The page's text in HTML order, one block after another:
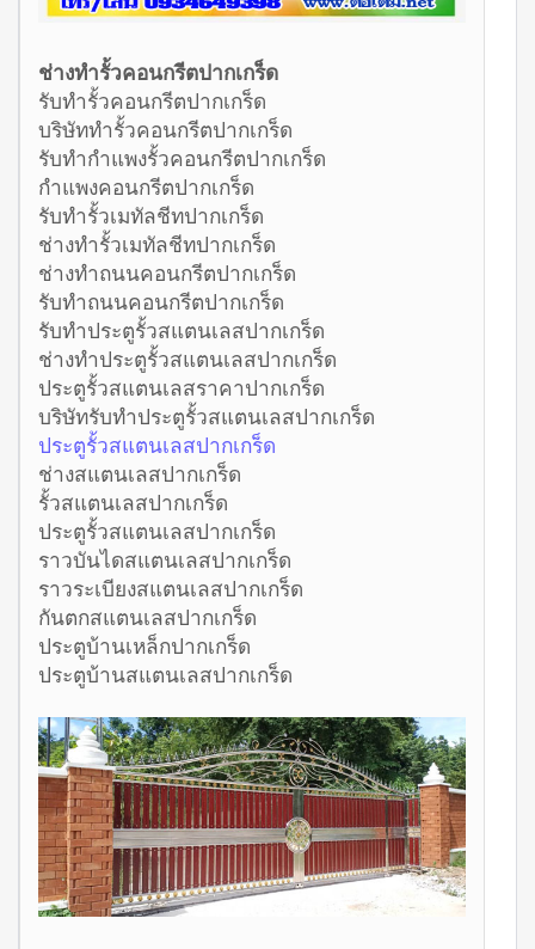
ช่างทำรั้วคอนกรีตปากเกร็ด
รับทำรั้วคอนกรีตปากเกร็ด
บริษัททำรั้วคอนกรีตปากเกร็ด
รับทำกำแพงรั้วคอนกรีตปากเกร็ด
กำแพงคอนกรีตปากเกร็ด
รับทำรั้วเมทัลชีทปากเกร็ด
ช่างทำรั้วเมทัลชีทปากเกร็ด
ช่างทำถนนคอนกรีตปากเกร็ด
รับทำถนนคอนกรีตปากเกร็ด
รับทำประตูรั้วสแตนเลสปากเกร็ด
ช่างทำประตูรั้วสแตนเลสปากเกร็ด
ประตูรั้วสแตนเลสราคาปากเกร็ด
บริษัทรับทำประตูรั้วสแตนเลสปากเกร็ด
ประตูรั้วสแตนเลสปากเกร็ด
ช่างสแตนเลสปากเกร็ด
รั้วสแตนเลสปากเกร็ด
ประตูรั้วสแตนเลสปากเกร็ด
ราวบันไดสแตนเลสปากเกร็ด
ราวระเบียงสแตนเลสปากเกร็ด
กันตกสแตนเลสปากเกร็ด
ประตูบ้านเหล็กปากเกร็ด
ประตูบ้านสแตนเลสปากเกร็ด